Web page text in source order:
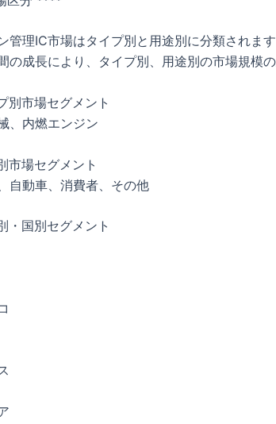
管理IC市場はタイプ別と用途別に分類されま
の成長により、タイプ別、用途別の市場規模
別市場セグメント
、内燃エンジン
市場セグメント
自動車、消費者、その他
・国別セグメント